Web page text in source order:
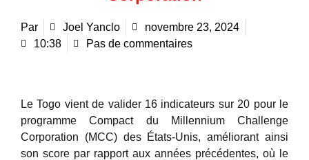
Par Joel Yanclo
novembre 23, 2024
10:38
Pas de commentaires
Le Togo vient de valider 16 indicateurs sur 20 pour le
programme Compact du Millennium Challenge
Corporation (MCC) des États-Unis, améliorant ainsi
son score par rapport aux années précédentes, où le